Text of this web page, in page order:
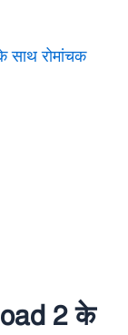
साथ रोमांचक
2 के